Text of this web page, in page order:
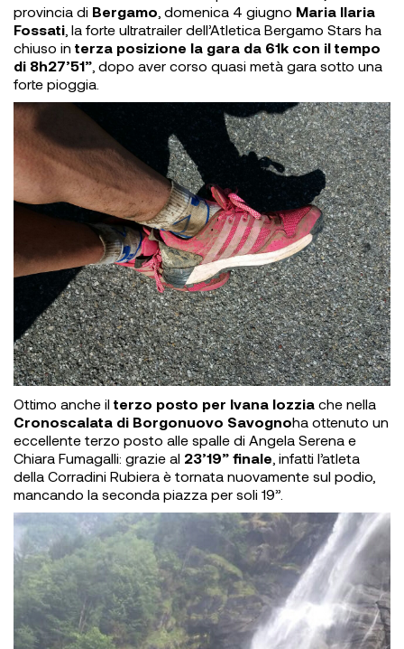
provincia di Bergamo , domenica 4 giugno Maria Ilaria
Fossati , la forte ultratrailer dell’Atletica Bergamo Stars ha
chiuso in terza posizione la gara da 61k con il tempo
di 8h27’51” , dopo aver corso quasi metà gara sotto una
forte pioggia.
Ottimo anche il terzo posto per Ivana Iozzia che nella
Cronoscalata di Borgonuovo Savognoha ottenuto un
eccellente terzo posto alle spalle di Angela Serena e
Chiara Fumagalli: grazie al 23’19” finale , infatti l’atleta
della Corradini Rubiera è tornata nuovamente sul podio,
mancando la seconda piazza per soli 19”.